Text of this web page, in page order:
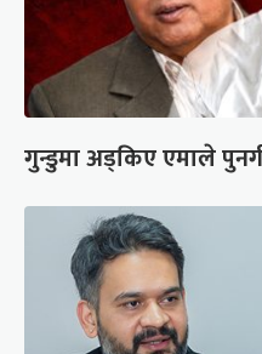
गुन्डुमा अड्किए एमाले